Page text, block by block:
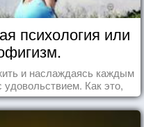
психология или
и наслаждаясь каждым
Как это,
реальных примерах.